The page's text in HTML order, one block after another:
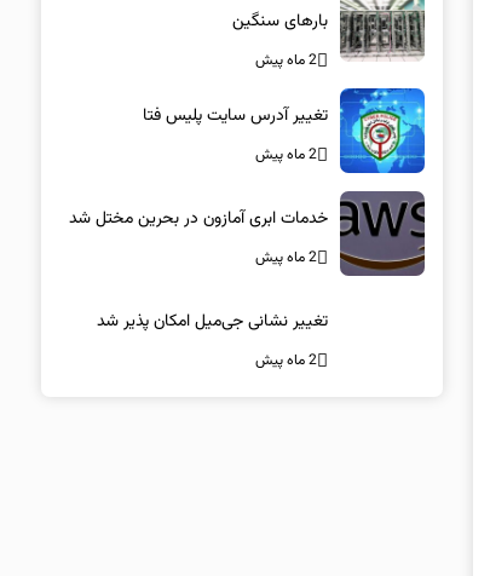
بارهای سنگین
2 ماه پیش
تغییر آدرس سایت پلیس فتا
2 ماه پیش
خدمات ابری آمازون در بحرین مختل شد
2 ماه پیش
تغییر نشانی جی‌میل امکان پذیر شد
2 ماه پیش